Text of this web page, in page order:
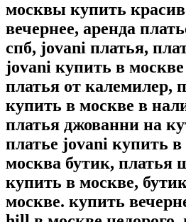
москвы купить
вечернее, аренда
спб, jovani платья,
jovani купить в москве
платья от калемилер,
купить в москве в
платья джованни на
платье jovani купить
москва бутик, платья
купить в москве,
москве. купить